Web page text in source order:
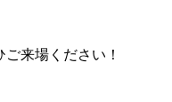
来場ください！